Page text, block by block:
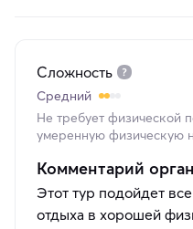
Сложность
Средний
Не требует физической
умеренную физическую
Комментарий
Этот тур подойдет
отдыха в хорошей